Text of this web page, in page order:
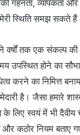
गहनता, व्यापकता और
स्थिति समझ सकते
वर्षों तक एक संकल्प
उपस्थित होने का
करने का निमित्त
है। जैसा हमारे
लिए स्वयं में भी दैवीय
कठोर नियम बताए गए